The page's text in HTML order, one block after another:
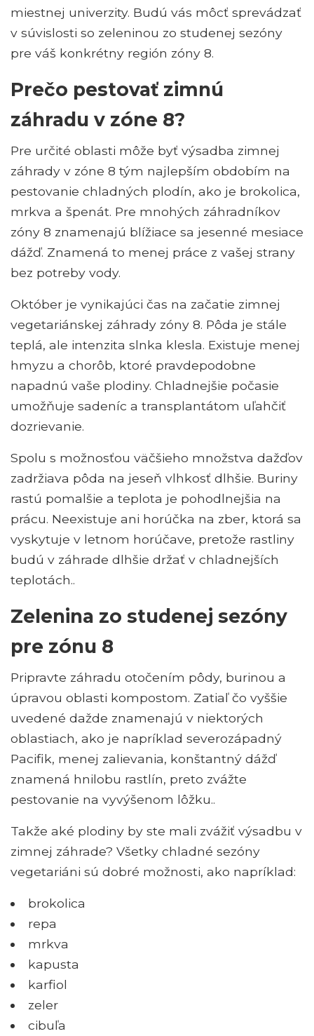
miestnej univerzity. Budú vás môcť sprevádzať
v súvislosti so zeleninou zo studenej sezóny
pre váš konkrétny región zóny 8.
Prečo pestovať zimnú
záhradu v zóne 8?
Pre určité oblasti môže byť výsadba zimnej
záhrady v zóne 8 tým najlepším obdobím na
pestovanie chladných plodín, ako je brokolica,
mrkva a špenát. Pre mnohých záhradníkov
zóny 8 znamenajú blížiace sa jesenné mesiace
dážď. Znamená to menej práce z vašej strany
bez potreby vody.
Október je vynikajúci čas na začatie zimnej
vegetariánskej záhrady zóny 8. Pôda je stále
teplá, ale intenzita slnka klesla. Existuje menej
hmyzu a chorôb, ktoré pravdepodobne
napadnú vaše plodiny. Chladnejšie počasie
umožňuje sadeníc a transplantátom uľahčiť
dozrievanie.
Spolu s možnosťou väčšieho množstva dažďov
zadržiava pôda na jeseň vlhkosť dlhšie. Buriny
rastú pomalšie a teplota je pohodlnejšia na
prácu. Neexistuje ani horúčka na zber, ktorá sa
vyskytuje v letnom horúčave, pretože rastliny
budú v záhrade dlhšie držať v chladnejších
teplotách..
Zelenina zo studenej sezóny
pre zónu 8
Pripravte záhradu otočením pôdy, burinou a
úpravou oblasti kompostom. Zatiaľ čo vyššie
uvedené dažde znamenajú v niektorých
oblastiach, ako je napríklad severozápadný
Pacifik, menej zalievania, konštantný dážď
znamená hnilobu rastlín, preto zvážte
pestovanie na vyvýšenom lôžku..
Takže aké plodiny by ste mali zvážiť výsadbu v
zimnej záhrade? Všetky chladné sezóny
vegetariáni sú dobré možnosti, ako napríklad:
brokolica
repa
mrkva
kapusta
karfiol
zeler
cibuľa